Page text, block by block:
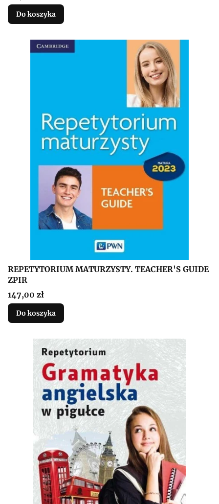
Do koszyka
REPETYTORIUM MATURZYSTY. TEACHER'S GUIDE
ZPIR
Cena
147,00 zł
Do koszyka